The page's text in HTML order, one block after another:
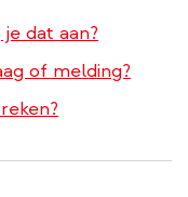
dat aan?
of melding?